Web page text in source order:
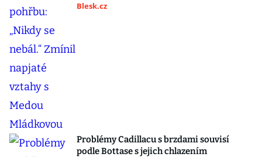
Blesk.cz
Problémy Cadillacu s brzdami souvisí
podle Bottase s jejich chlazením